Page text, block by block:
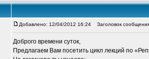
Добавлено: 12/04/2012 16:24 Заголовок
Доброго времени суток,
Предлагаем Вам посетить цикл лекций по